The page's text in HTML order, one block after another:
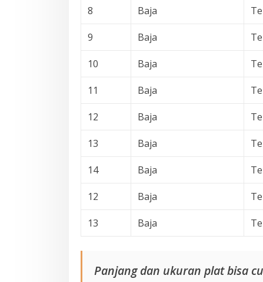
8 Baja
9 Baja
10 Baja
11 Baja
12 Baja
13 Baja
14 Baja
12 Baja
13 Baja
Panjang dan ukuran plat bisa